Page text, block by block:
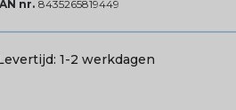
nr. 8435265819449
1-2 werkdagen